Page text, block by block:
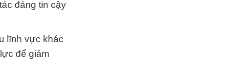
đáng tin cậy
lĩnh vực khác
để giảm